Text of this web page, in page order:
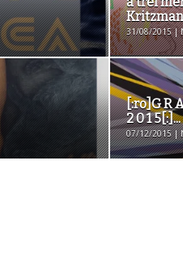
31/08/2015 |
[:ro]G R A
2 0 1 5[:]...
07/12/2015 |